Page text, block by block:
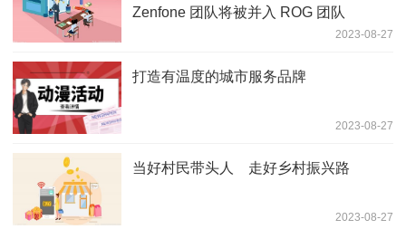
Zenfone 团队将被并入 ROG 团队
2023-08-27
打造有温度的城市服务品牌
2023-08-27
当好村民带头人 走好乡村振兴路
2023-08-27